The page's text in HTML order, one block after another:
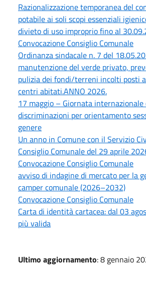
Razionalizzazione temporanea del
potabile ai soli scopi essenziali
divieto di uso improprio fino al
Convocazione Consiglio Comunale
Ordinanza sindacale n. 7 del
manutenzione del verde privato,
pulizia dei fondi/terreni incolti posti
centri abitati.ANNO 2026.
17 maggio – Giornata
discriminazioni per orientamento
genere
Un anno in Comune con il Servizio
Consiglio Comunale del 29 aprile
Convocazione Consiglio Comunale
avviso di indagine di mercato per la
camper comunale (2026–2032)
Convocazione Consiglio Comunale
Carta di identità cartacea: dal 03
più valida
Ultimo aggiornamento: 8 gennaio